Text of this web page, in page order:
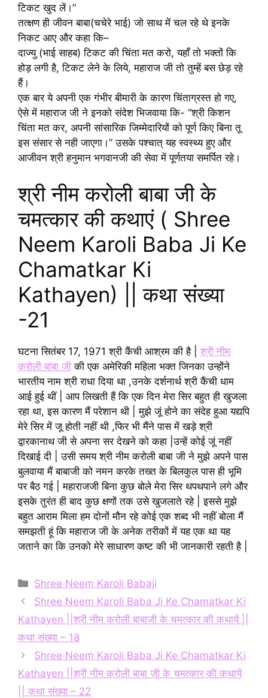
टिकट खुद लें।”
तत्क्षण ही जीवन बाबा(चचेरे भाई) जो साथ में चल रहे थे इनके
निकट आए और कहा कि–
दाज्यु (भाई साहब) टिकट की चिंता मत करो, यहाँ तो भक्तों कि
होड़ लगी है, टिकट लेने के लिये, महाराज जी तो तुम्हें बस छेड़ रहे
हैं।
एक बार ये अपनी एक गंभीर बीमारी के कारण चिंताग्रस्त हो गए,
ऐसे में महाराज जी ने इनको संदेश भिजवाया कि- “श्री किशन
चिंता मत कर, अपनी सांसारिक जिम्मेदारियों को पूर्ण किए बिना तू
इस संसार से नही जाएगा।” उसके पश्चात् यह स्वस्थ्य हुए और
आजीवन श्री हनुमान भगवानजी की सेवा में पूर्णतया समर्पित रहे।
श्री नीम करोली बाबा जी के
चमत्कार की कथाएं ( Shree
Neem Karoli Baba Ji Ke
Chamatkar Ki
Kathayen) || कथा संख्या
-21
घटना सितंबर 17, 1971 श्री कैंची आश्रम की है | श्री नीम
करोली बाबा जी की एक अमेरिकी महिला भक्त जिनका उन्होंने
भारतीय नाम श्री राधा दिया था ,उनके दर्शनार्थ श्री कैंची धाम
आई हुई थीं | आप लिखती हैं कि एक दिन मेरा सिर बहुत ही खुजला
रहा था, इस कारण मैं परेशान थी | मुझे जूं होने का संदेह हुआ यद्यपि
मेरे सिर में जू होती नहीं थी ,फिर भी मैंने पास में खड़े श्री
द्वारकानाथ जी से अपना सर देखने को कहा |उन्हें कोई जूं नहीं
दिखाई दी | उसी समय श्री नीम करोली बाबा जी ने मुझे अपने पास
बुलवाया मैं बाबाजी को नमन करके तख्त के बिलकुल पास ही भूमि
पर बैठ गई | महाराजजी बिना कुछ बोले मेरा सिर थपथपाने लगे और
इसके तुरंत ही बाद कुछ क्षणों तक उसे खुजलाते रहे | इससे मुझे
बहुत आराम मिला हम दोनों मौन रहे कोई एक शब्द भी नहीं बोला मैं
समझती हूं कि महाराज जी के अनेक तरीकों में यह एक था यह
जताने का कि उनको मेरे साधारण कष्ट की भी जानकारी रहती है |
Categories
Shree Neem Karoli Babaji
Shree Neem Karoli Baba Ji Ke Chamatkar Ki
Kathayen ||श्री नीम करोली बाबाजी के चमत्कार की कथायें ||
कथा संख्या – 18
Shree Neem Karoli Baba Ji Ke Chamatkar Ki
Kathayen ||श्री नीम करोली बाबा जी के चमत्कार की कथायें
|| कथा संख्या – 22